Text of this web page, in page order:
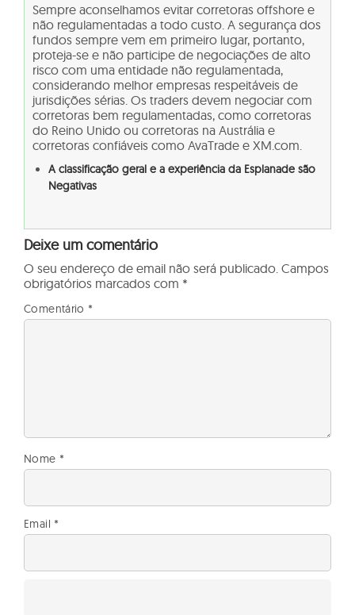
Sempre aconselhamos evitar corretoras offshore e
não regulamentadas a todo custo. A segurança dos
fundos sempre vem em primeiro lugar, portanto,
proteja-se e não participe de negociações de alto
risco com uma entidade não regulamentada,
considerando melhor empresas respeitáveis de
jurisdições sérias. Os traders devem negociar com
corretoras bem regulamentadas, como corretoras
do Reino Unido ou corretoras na Austrália e
corretoras confiáveis como AvaTrade e XM.com.
A classificação geral e a experiência da Esplanade são
Negativas
Deixe um comentário
O seu endereço de email não será publicado. Campos
obrigatórios marcados com *
Comentário *
Nome *
Email *